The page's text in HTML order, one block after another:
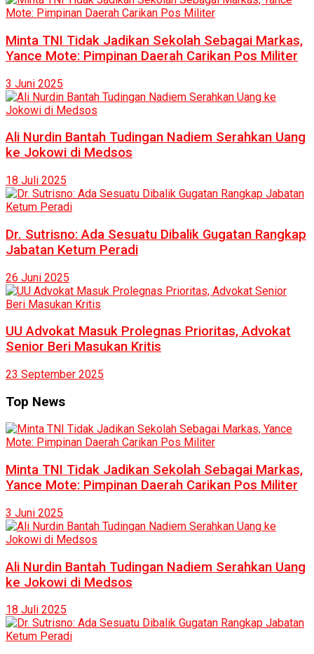
Minta TNI Tidak Jadikan Sekolah Sebagai Markas,
Yance Mote: Pimpinan Daerah Carikan Pos Militer
3 Juni 2025
Ali Nurdin Bantah Tudingan Nadiem Serahkan Uang
ke Jokowi di Medsos
18 Juli 2025
Dr. Sutrisno: Ada Sesuatu Dibalik Gugatan Rangkap
Jabatan Ketum Peradi
26 Juni 2025
UU Advokat Masuk Prolegnas Prioritas, Advokat
Senior Beri Masukan Kritis
23 September 2025
Top News
Minta TNI Tidak Jadikan Sekolah Sebagai Markas,
Yance Mote: Pimpinan Daerah Carikan Pos Militer
3 Juni 2025
Ali Nurdin Bantah Tudingan Nadiem Serahkan Uang
ke Jokowi di Medsos
18 Juli 2025